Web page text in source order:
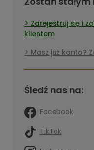
Zarejestruj się i
klientem
Masz już konto?
Śledź nas na:
Facebook
TikTok